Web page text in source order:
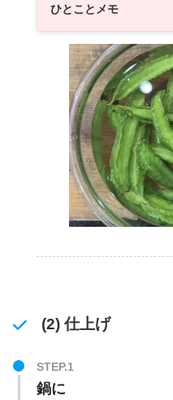
ひとことメモ
(2) 仕上げ
鍋に